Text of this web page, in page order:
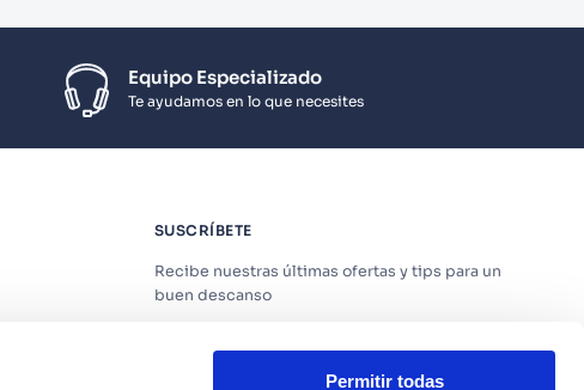
Permitir todas
Equipo Especializado
Te ayudamos en lo que necesites
SUSCRÍBETE
Recibe nuestras últimas ofertas y tips para un
buen descanso